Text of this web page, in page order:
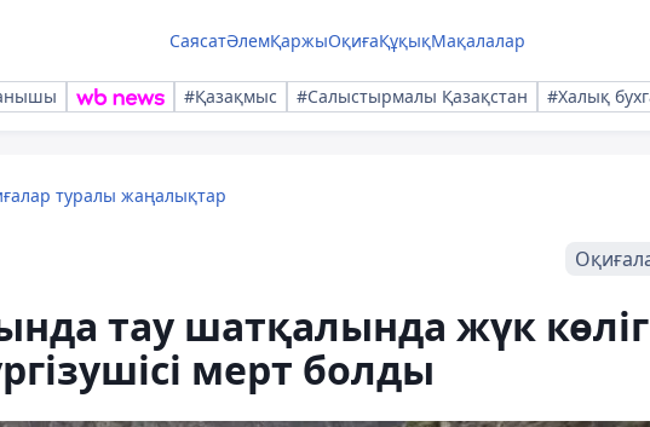
СаясатӘлемҚаржыОқиғаҚұқықМақалалар
#Қазақмыс #Салыстырмалы Қазақстан #Халық
туралы жаңалықтар
тау шатқалында жүк
мерт болды